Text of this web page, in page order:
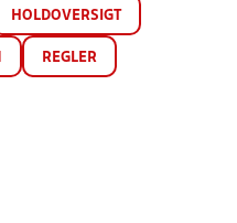
HOLDOVERSIGT
REGLER